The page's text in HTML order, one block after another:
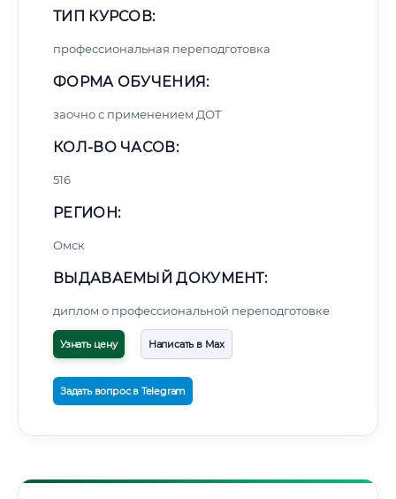
ТИП КУРСОВ:
профессиональная переподготовка
ФОРМА ОБУЧЕНИЯ:
заочно с применением ДОТ
КОЛ-ВО ЧАСОВ:
516
РЕГИОН:
Омск
ВЫДАВАЕМЫЙ ДОКУМЕНТ:
диплом о профессиональной переподготовке
Узнать цену Написать в Max
Задать вопрос в Telegram